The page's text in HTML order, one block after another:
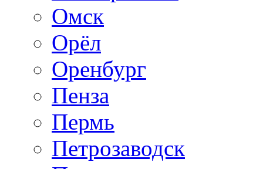
Омск
Орёл
Оренбург
Пенза
Пермь
Петрозаводск